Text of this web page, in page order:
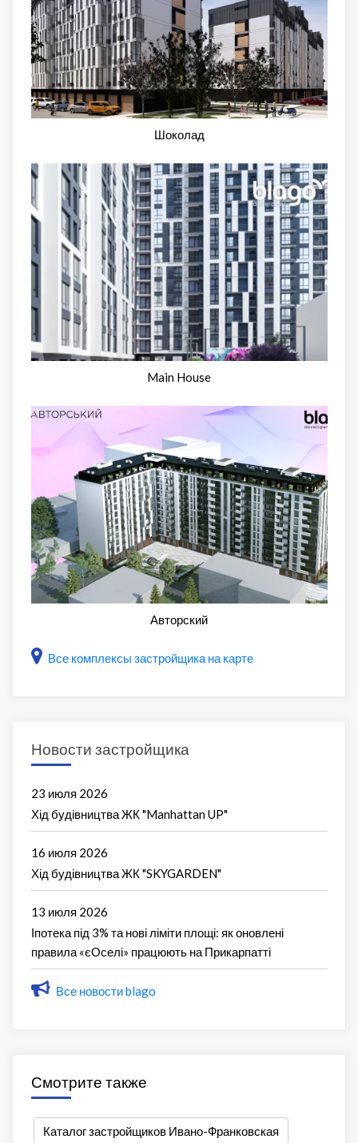
Шоколад
Main House
Авторский
Все комплексы застройщика на карте
Новости застройщика
23 июля 2026
Хід будівництва ЖК "Manhattan UP"
16 июля 2026
Хід будівництва ЖК "SKYGARDEN"
13 июля 2026
Іпотека під 3% та нові ліміти площі: як оновлені
правила «єОселі» працюють на Прикарпатті
Все новости blago
Смотрите также
Каталог застройщиков Ивано-Франковская